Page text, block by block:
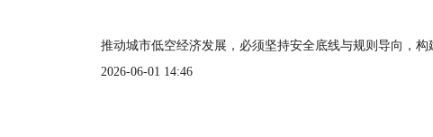
推动城市低空经济发展，必须坚持安全底线与规则导向，
2026-06-01 14:46